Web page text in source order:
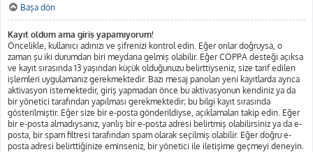
Başa dön
Kayıt oldum ama giriş yapamıyorum!
Öncelikle, kullanıcı adınızı ve şifrenizi kontrol edin. Eğer onlar doğruysa, o
zaman şu iki durumdan biri meydana gelmiş olabilir. Eğer COPPA desteği açıksa
ve kayıt sırasında 13 yaşından küçük olduğunuzu belirttiyseniz, size tarif edilen
işlemleri uygulamanız gerekmektedir. Bazı mesaj panoları yeni kayıtlarda ayrıca
aktivasyon istemektedir, giriş yapmadan önce bu aktivasyonun kendiniz ya da
bir yönetici tarafından yapılması gerekmektedir; bu bilgi kayıt sırasında
gösterilmiştir. Eğer size bir e-posta gönderildiyse, açıklamaları takip edin. Eğer
bir e-posta almadıysanız, yanlış bir e-posta adresi belirtmiş olabilirsiniz ya da e-
posta, bir spam filtresi tarafından spam olarak seçilmiş olabilir. Eğer doğru e-
posta adresi belirttiğinize eminseniz, bir yönetici ile iletişime geçmeyi deneyin.